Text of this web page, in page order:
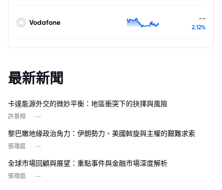
Vodafone --
2.12%
最新新聞
卡達能源外交的微妙平衡：地區衝突下的抉擇與風險
許景桓 --
黎巴嫩地緣政治角力：伊朗勢力、美國斡旋與主權的艱難求索
張瑋庭 --
全球市場回顧與展望：重點事件與金融市場深度解析
張瑋庭 --